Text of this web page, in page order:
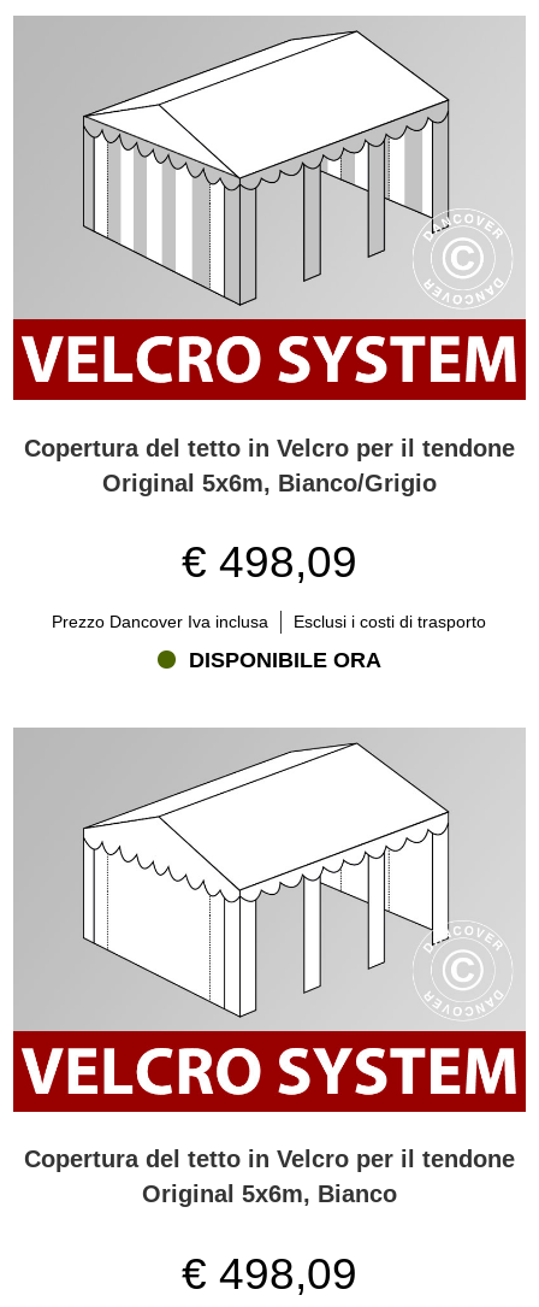
Copertura del tetto in Velcro per il tendone
Original 5x6m, Bianco/Grigio
€ 498,09
Prezzo Dancover Iva inclusa Esclusi i costi di trasporto
DISPONIBILE ORA
Copertura del tetto in Velcro per il tendone
Original 5x6m, Bianco
€ 498,09